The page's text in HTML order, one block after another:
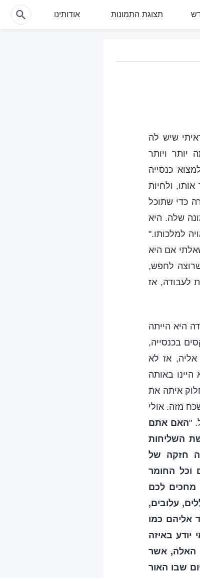
תצוגת התמונות אודותינו
שיש לה
יותר ויותר
כנסייה
ולחיות
כדי שתוכל
שלה. היא
למלכותו."
אם היא
לחפש,
לעבודה, אז
היא הייתה
בכנסייה,
אז לא
באותה
איתה את
מזה. אולי
"האם אתם
השליחות
חזקה של
וכל החומר
מחכים לכם
עלובים,
אליהם כמו
באיזה
האלה, אשר
שבו האור